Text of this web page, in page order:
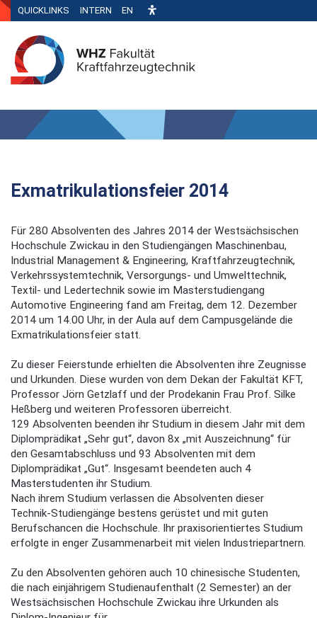
QUICKLINKS INTERN EN
Exmatrikulationsfeier 2014
Für 280 Absolventen des Jahres 2014 der Westsächsischen
Hochschule Zwickau in den Studiengängen Maschinenbau,
Industrial Management & Engineering, Kraftfahrzeugtechnik,
Verkehrssystemtechnik, Versorgungs- und Umwelttechnik,
Textil- und Ledertechnik sowie im Masterstudiengang
Automotive Engineering fand am Freitag, dem 12. Dezember
2014 um 14.00 Uhr, in der Aula auf dem Campusgelände die
Exmatrikulationsfeier statt.
Zu dieser Feierstunde erhielten die Absolventen ihre Zeugnisse
und Urkunden. Diese wurden von dem Dekan der Fakultät KFT,
Professor Jörn Getzlaff und der Prodekanin Frau Prof. Silke
Heßberg und weiteren Professoren überreicht.
129 Absolventen beenden ihr Studium in diesem Jahr mit dem
Diplomprädikat „Sehr gut“, davon 8x „mit Auszeichnung“ für
den Gesamtabschluss und 93 Absolventen mit dem
Diplomprädikat „Gut“. Insgesamt beendeten auch 4
Masterstudenten ihr Studium.
Nach ihrem Studium verlassen die Absolventen dieser
Technik-Studiengänge bestens gerüstet und mit guten
Berufschancen die Hochschule. Ihr praxisorientiertes Studium
erfolgte in enger Zusammenarbeit mit vielen Industriepartnern.
Zu den Absolventen gehören auch 10 chinesische Studenten,
die nach einjährigem Studienaufenthalt (2 Semester) an der
Westsächsischen Hochschule Zwickau ihre Urkunden als